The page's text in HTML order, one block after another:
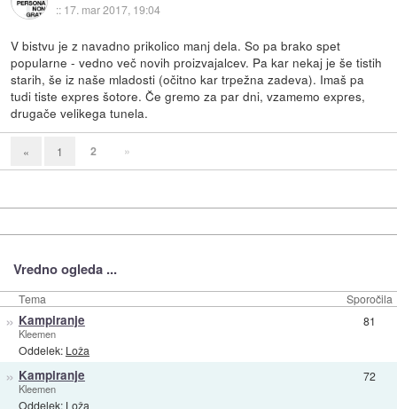
:: 17. mar 2017, 19:04
V bistvu je z navadno prikolico manj dela. So pa brako spet
popularne - vedno več novih proizvajalcev. Pa kar nekaj je še tistih
starih, še iz naše mladosti (očitno kar trpežna zadeva). Imaš pa
tudi tiste expres šotore. Če gremo za par dni, vzamemo expres,
drugače velikega tunela.
« 1 2 »
Vredno ogleda ...
Tema Sporočila
» Kampiranje
Kleemen
Oddelek: Loža
81
» Kampiranje
Kleemen
Oddelek: Loža
72